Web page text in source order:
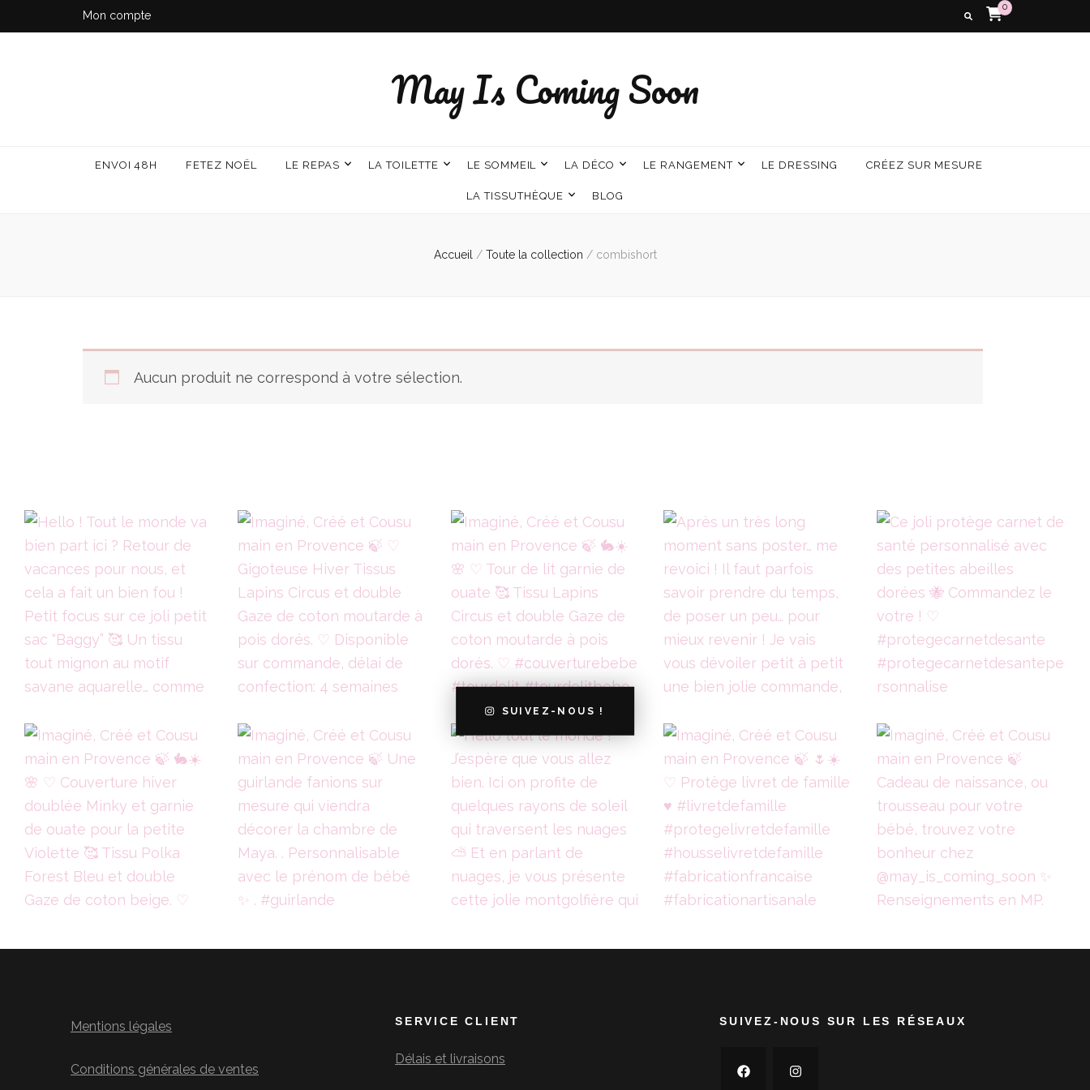
Mon compte
0
May Is Coming Soon
ENVOI 48H FETEZ NOËL LE REPAS LA TOILETTE LE SOMMEIL LA DÉCO LE RANGEMENT LE DRESSING CRÉEZ SUR MESURE
LA TISSUTHÈQUE BLOG
Accueil / Toute la collection / combishort
Aucun produit ne correspond à votre sélection.
SUIVEZ-NOUS !
Mentions légales
Conditions générales de ventes
SERVICE CLIENT
Délais et livraisons
SUIVEZ-NOUS SUR LES RÉSEAUX